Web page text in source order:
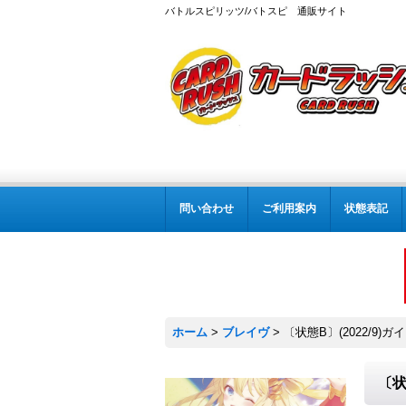
バトルスピリッツ/バトスピ 通販サイト
問い合わせ ご利用案内 状態表記
ホーム > ブレイヴ > 〔状態B〕(2022/9)ガ
〔